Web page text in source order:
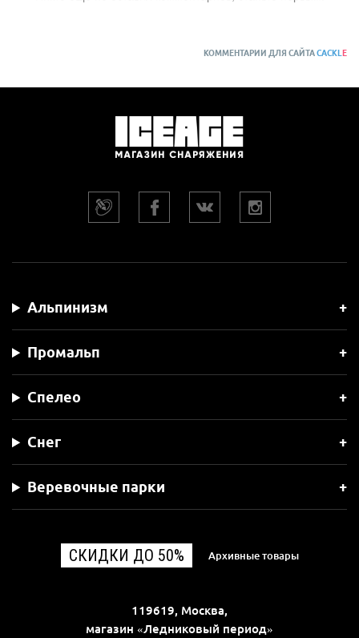
КОММЕНТАРИИ ДЛЯ САЙТАCACKL E
Альпинизм
Промальп
Спелео
Снег
Веревочные парки
СКИДКИ ДО 50% Архивные товары
119619, Москва,
магазин «Ледниковый период»